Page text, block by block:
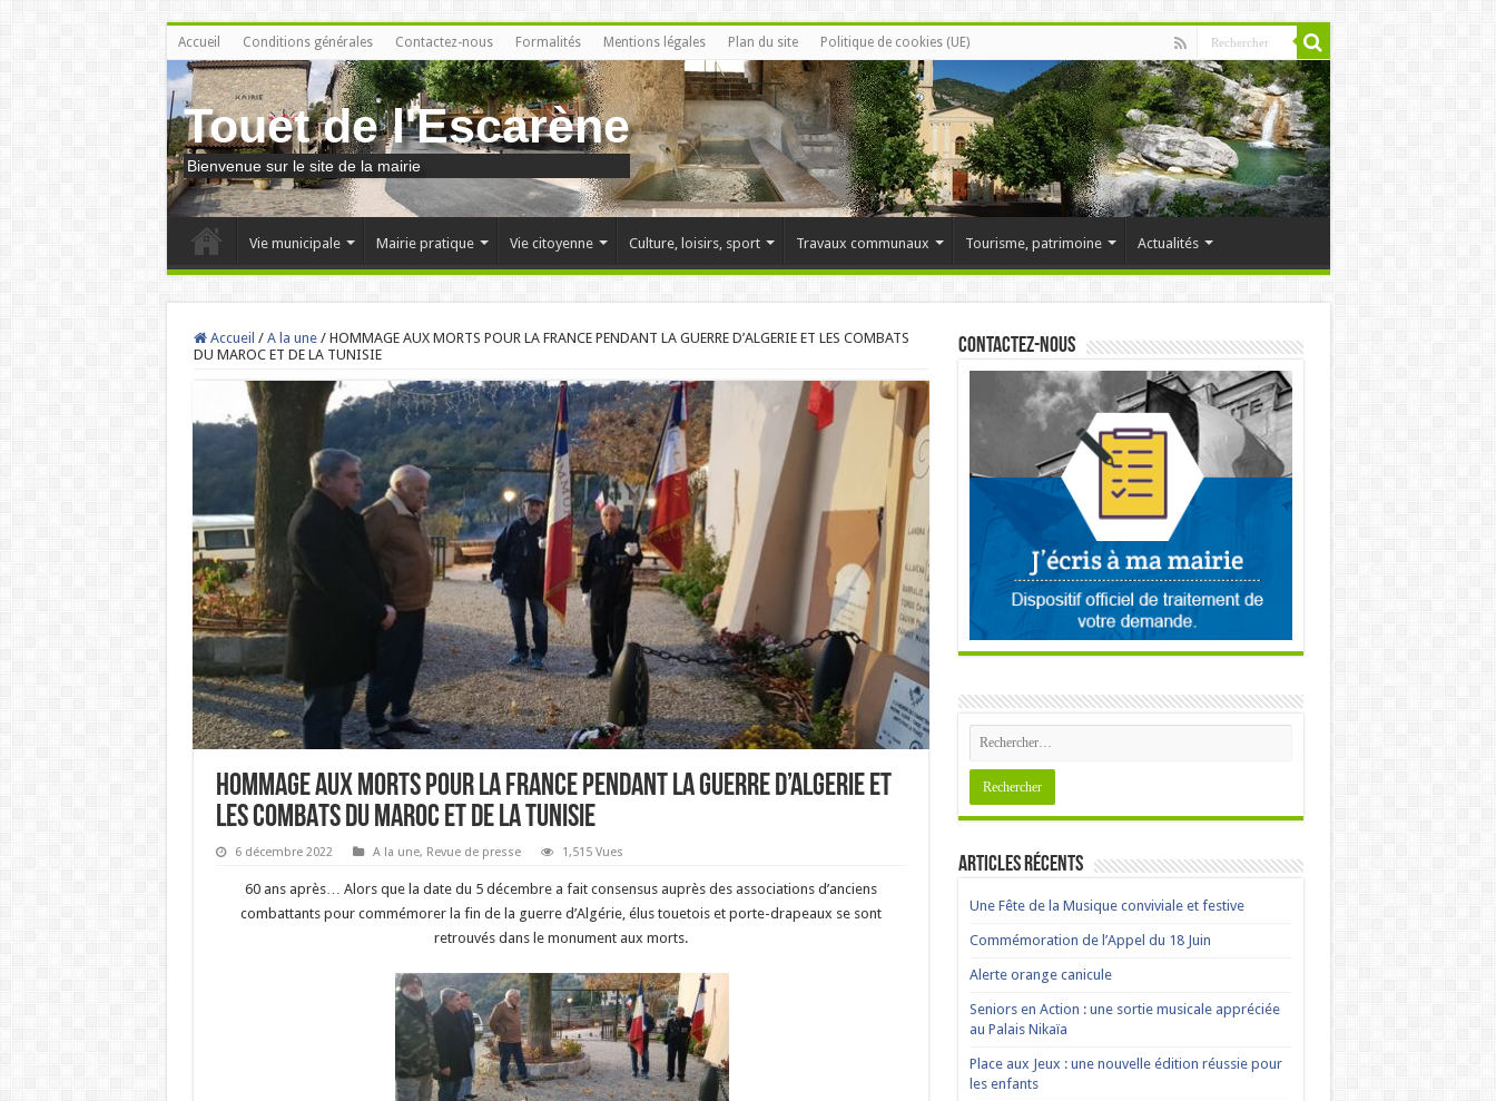
Accueil Conditions générales Contactez-nous Formalités Mentions légales Plan du site Politique de cookies (UE)
Touet de l'Escarène
Bienvenue sur le site de la mairie
Vie municipale Mairie pratique Vie citoyenne Culture, loisirs, sport Travaux communaux Tourisme, patrimoine Actualités
Accueil / A la une / HOMMAGE AUX MORTS POUR LA FRANCE PENDANT LA GUERRE D’ALGERIE ET LES COMBATS
DU MAROC ET DE LA TUNISIE
HOMMAGE AUX MORTS POUR LA FRANCE PENDANT LA GUERRE D’ALGERIE ET
LES COMBATS DU MAROC ET DE LA TUNISIE
6 décembre 2022 A la une, Revue de presse 1,515 Vues
60 ans après… Alors que la date du 5 décembre a fait consensus auprès des associations d’anciens
combattants pour commémorer la fin de la guerre d’Algérie, élus touetois et porte-drapeaux se sont
retrouvés dans le monument aux morts.
Contactez-nous
Articles récents
Une Fête de la Musique conviviale et festive
Commémoration de l’Appel du 18 Juin
Alerte orange canicule
Seniors en Action : une sortie musicale appréciée
au Palais Nikaïa
Place aux Jeux : une nouvelle édition réussie pour
les enfants